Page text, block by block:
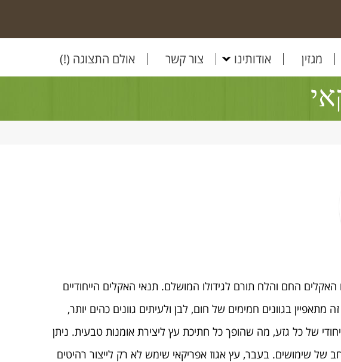
מגזין אודותינו צור קשר אולם התצוגה (!)
החם והלח תורם לגידולו המושלם. תנאי האקלים הייחודיים
בגוונים חמימים של חום, לבן ולעיתים גוונים כהים יותר,
של כל גזע, מה שהופך כל חתיכת עץ ליצירת אומנות טבעית. ניתן
של שימושים. בעבר, עץ אגוז אפריקאי שימש לא רק לייצור רהיטים